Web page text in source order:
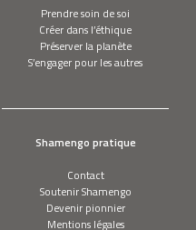
Prendre soin de soi
Créer dans l’éthique
Préserver la planète
S’engager pour les autres
Shamengo pratique
Contact
Soutenir Shamengo
Devenir pionnier
Mentions légales